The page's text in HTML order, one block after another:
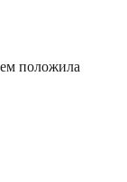
положила